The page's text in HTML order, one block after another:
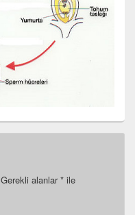
Gerekli alanlar* ile